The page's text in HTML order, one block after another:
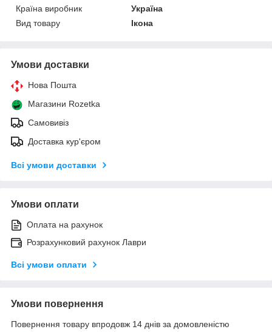
Країна виробник
Україна
Вид товару
Ікона
Умови доставки
Нова Пошта
Магазини Rozetka
Самовивіз
Доставка кур'єром
Всі умови доставки
Умови оплати
Оплата на рахунок
Розрахунковий рахунок Лаври
Всі умови оплати
Умови повернення
Повернення товару впродовж 14 днів за домовленістю